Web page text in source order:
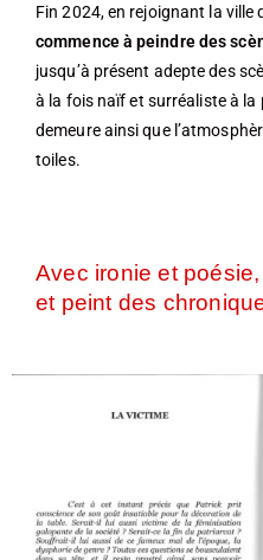
Fin 2024, en rejoignant la ville
commence à peindre des
jusqu’à présent adepte des
à la fois naïf et surréaliste à la
demeure ainsi que
toiles.
Avec ironie et
et peint des